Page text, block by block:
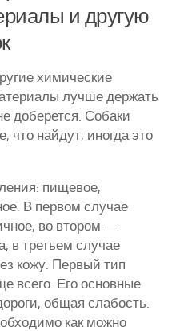
и другую
химические
лучше держать
доберется. Собаки
что найдут, иногда это
пищевое,
В первом случае
во втором —
в третьем случае
кожу. Первый тип
всего. Его основные
общая слабость.
как можно